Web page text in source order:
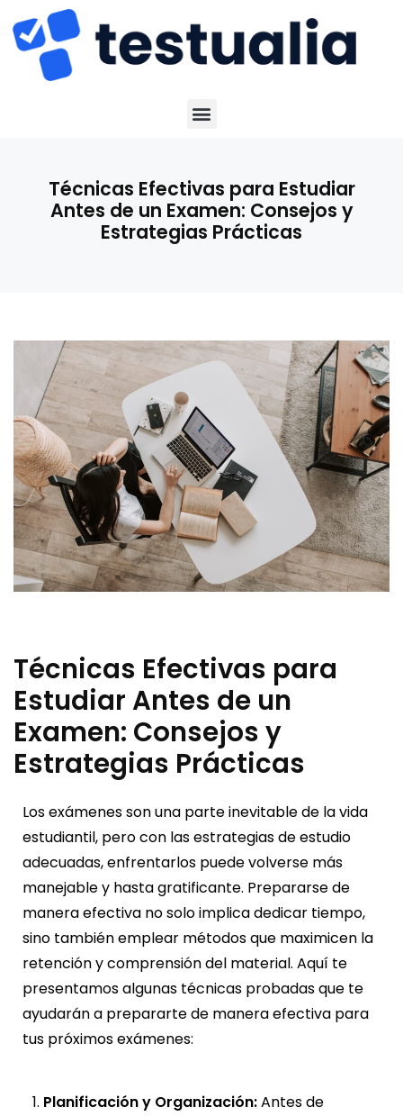
Técnicas Efectivas para Estudiar
Antes de un Examen: Consejos y
Estrategias Prácticas
Técnicas Efectivas para
Estudiar Antes de un
Examen: Consejos y
Estrategias Prácticas
Los exámenes son una parte inevitable de la vida
estudiantil, pero con las estrategias de estudio
adecuadas, enfrentarlos puede volverse más
manejable y hasta gratificante. Prepararse de
manera efectiva no solo implica dedicar tiempo,
sino también emplear métodos que maximicen la
retención y comprensión del material. Aquí te
presentamos algunas técnicas probadas que te
ayudarán a prepararte de manera efectiva para
tus próximos exámenes:
Planificación y Organización:Antes de